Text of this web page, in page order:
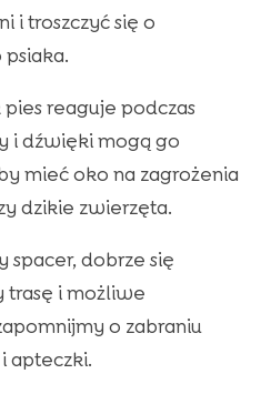
i troszczyć się o
reaguje podczas
i dźwięki mogą go
mieć oko na zagrożenia
dzikie zwierzęta.
spacer, dobrze się
trasę i możliwe
o zabraniu
apteczki.